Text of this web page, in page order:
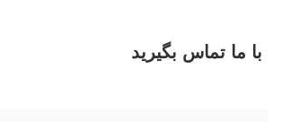
با ما تماس بگیرید